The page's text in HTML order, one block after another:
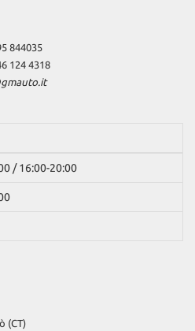
844035
124 4318
/ 16:00-20:00
(CT)